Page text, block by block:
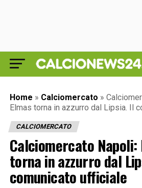
Home » Calciomercato »
Elmas torna in azzurro dal Lipsia. Il
CALCIOMERCATO
Calciomercato Napoli:
torna in azzurro dal
comunicato ufficiale